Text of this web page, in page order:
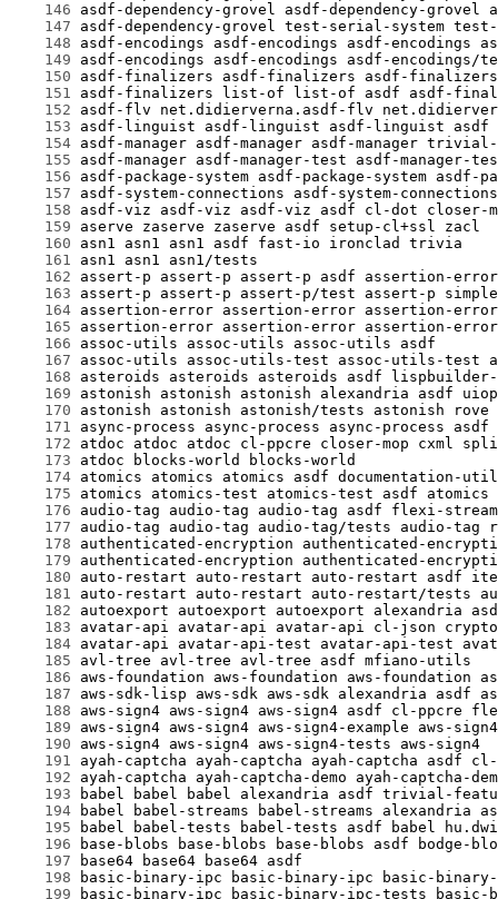
    146
    147
    148
    149
    150
    151
    152
    153
    154
    155
    156
    157
    158
    159
    160
    161
    162
    163
    164
    165
    166
    167
    168
    169
    170
    171
    172
    173
    174
    175
    176
    177
    178
    179
    180
    181
    182
    183
    184
    185
    186
    187
    188
    189
    190
    191
    192
    193
    194
    195
    196
    197
    198
    199